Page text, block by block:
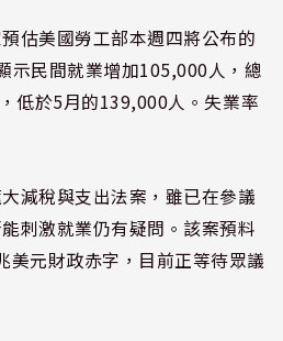
估美國勞工部本週四將公布的
示民間就業增加105,000人，總
低於5月的139,000人。失業率
減稅與支出法案，雖已在參議
刺激就業仍有疑問。該案預料
美元財政赤字，目前正等待眾議